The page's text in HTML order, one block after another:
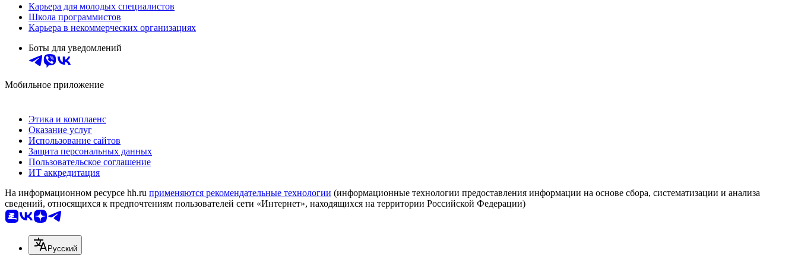
Карьера для молодых специалистов
Школа программистов
Карьера в некоммерческих организациях
Боты для уведомлений
Мобильное приложение
Этика и комплаенс
Оказание услуг
Использование сайтов
Защита персональных данных
Пользовательское соглашение
ИТ аккредитация
На информационном ресурсе hh.ru применяются рекомендательные технологии (информационные технологии предоставления информации на основе сбора, систематизации и анализа
сведений, относящихся к предпочтениям пользователей сети «Интернет», находящихся на территории Российской Федерации)
Русский